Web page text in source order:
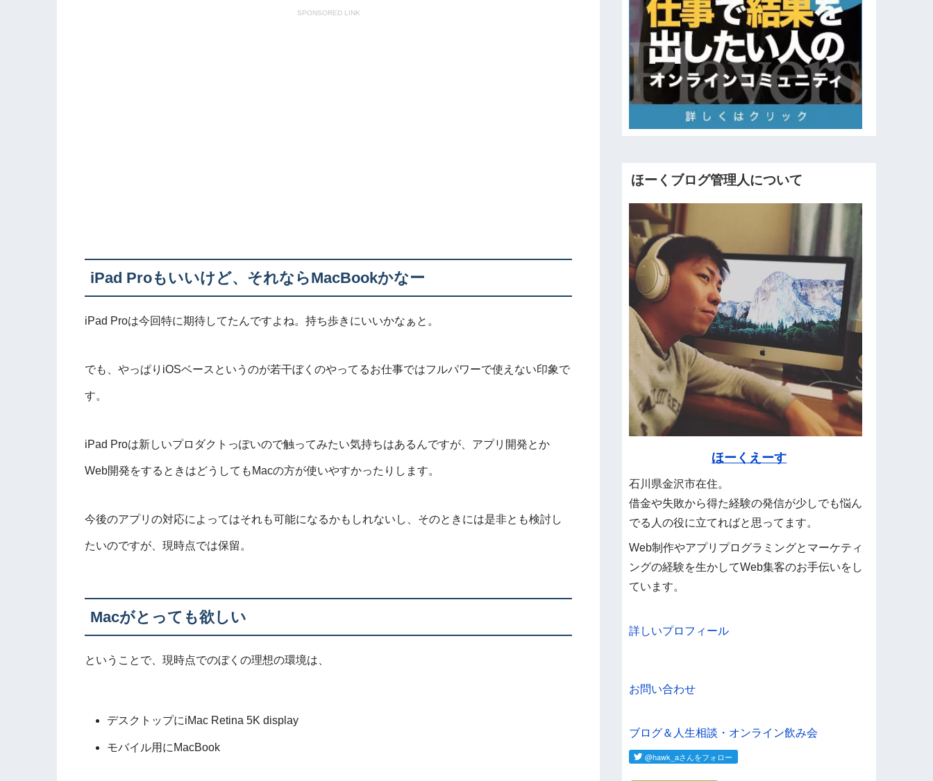
SPONSORED LINK
iPad Proもいいけど、それならMacBookかなー
iPad Proは今回特に期待してたんですよね。持ち歩きにいいかなぁと。
でも、やっぱりiOSベースというのが若干ぼくのやってるお仕事ではフルパワーで使えない印象で
す。
iPad Proは新しいプロダクトっぽいので触ってみたい気持ちはあるんですが、アプリ開発とか
Web開発をするときはどうしてもMacの方が使いやすかったりします。
今後のアプリの対応によってはそれも可能になるかもしれないし、そのときには是非とも検討し
たいのですが、現時点では保留。
Macがとっても欲しい
ということで、現時点でのぼくの理想の環境は、
デスクトップにiMac Retina 5K display
モバイル用にMacBook
ほーくブログ管理人について
ほーくえーす
石川県金沢市在住。
借金や失敗から得た経験の発信が少しでも悩ん
でる人の役に立てればと思ってます。
Web制作やアプリプログラミングとマーケティ
ングの経験を生かしてWeb集客のお手伝いをし
ています。
詳しいプロフィール
お問い合わせ
ブログ＆人生相談・オンライン飲み会